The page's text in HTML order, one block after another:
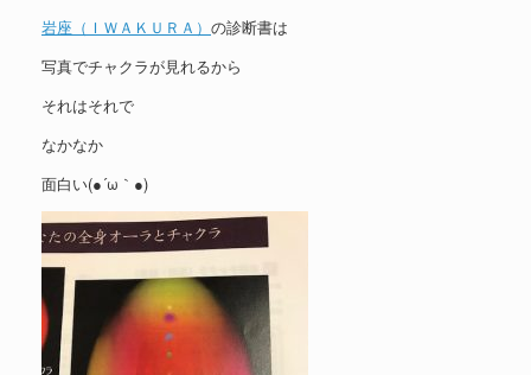
岩座（ＩＷＡＫＵＲＡ） の診断書は
写真でチャクラが見れるから
それはそれで
なかなか
面白い(●´ω｀●)